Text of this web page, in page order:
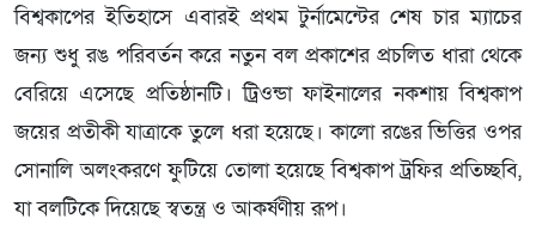
বিশ্বকাপের ইতিহাসে এবারই প্রথম টুর্নামেন্টের শেষ চার ম্যাচের
জন্য শুধু রঙ পরিবর্তন করে নতুন বল প্রকাশের প্রচলিত ধারা থেকে
বেরিয়ে এসেছে প্রতিষ্ঠানটি। ট্রিওন্ডা ফাইনালের নকশায় বিশ্বকাপ
জয়ের প্রতীকী যাত্রাকে তুলে ধরা হয়েছে। কালো রঙের ভিত্তির ওপর
সোনালি অলংকরণে ফুটিয়ে তোলা হয়েছে বিশ্বকাপ ট্রফির প্রতিচ্ছবি,
যা বলটিকে দিয়েছে স্বতন্ত্র ও আকর্ষণীয় রূপ।